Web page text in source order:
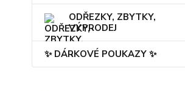
ODŘEZKY, ZBYTKY,
VÝPRODEJ
✨ DÁRKOVÉ POUKAZY ✨